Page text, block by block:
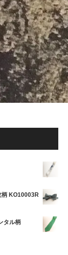
柄 KO10003R
タル柄